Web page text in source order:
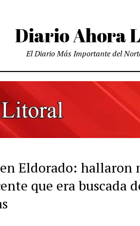
Diario Ahora
El Diario Más Importante del
Eldorado: hallaron
que era buscada